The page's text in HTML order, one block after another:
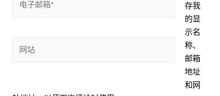
站
存我
的显
示名
称、
邮箱
地址
和网